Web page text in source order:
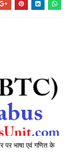
भाषा एवं गणित के